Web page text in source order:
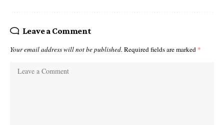
Leave a Comment
Your email address will not be published. Required fields are marked *